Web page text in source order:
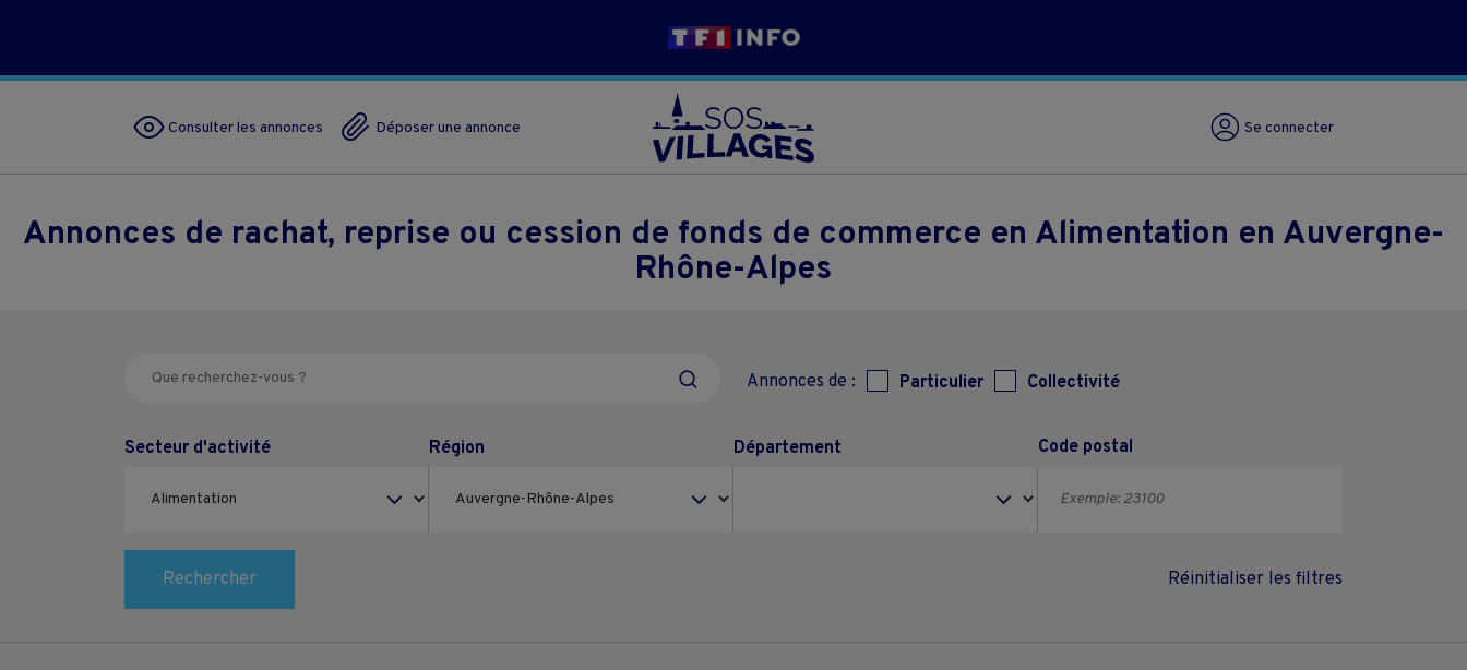
Consulter les annonces Déposer une annonce Se connecter
Annonces de rachat, reprise ou cession de fonds de commerce en Alimentation en Auvergne-
Rhône-Alpes
Annonces de : Particulier Collectivité
Secteur d'activité Région Département Code postal
Rechercher Réinitialiser les filtres